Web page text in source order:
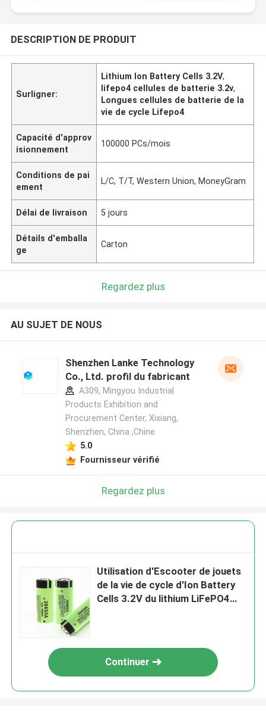
DESCRIPTION DE PRODUIT
Surligner:
Lithium Ion Battery Cells 3.2V,
lifepo4 cellules de batterie 3.2v,
Longues cellules de batterie de la
vie de cycle Lifepo4
Capacité d'approv
isionnement
100000 PCs/mois
Conditions de pai
ement
L/C, T/T, Western Union, MoneyGram
Délai de livraison 5 jours
Détails d'emballa
ge
Carton
Regardez plus
AU SUJET DE NOUS
Shenzhen Lanke Technology
Co., Ltd. profil du fabricant
A309, Mingyou Industrial
Products Exhibition and
Procurement Center, Xixiang,
Shenzhen, China ,Chine
5.0
Fournisseur vérifié
Regardez plus
Utilisation d'Escooter de jouets
de la vie de cycle d'Ion Battery
Cells 3.2V du lithium LiFePO4
Continuer